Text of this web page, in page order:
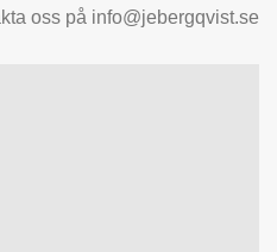
oss på info@jebergqvist.se